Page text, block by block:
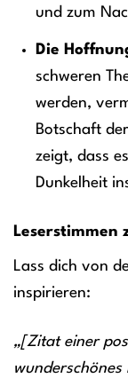
und zum
Die
schweren
werden,
Botschaft
zeigt, dass
Dunkelheit
Leserstimmen
Lass dich von
inspirieren:
„[Zitat einer